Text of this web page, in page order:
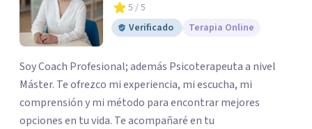
5 / 5
Verificado
Terapia Online
Soy Coach Profesional; además Psicoterapeuta a nivel
Máster. Te ofrezco mi experiencia, mi escucha, mi
comprensión y mi método para encontrar mejores
opciones en tu vida. Te acompañaré en tu